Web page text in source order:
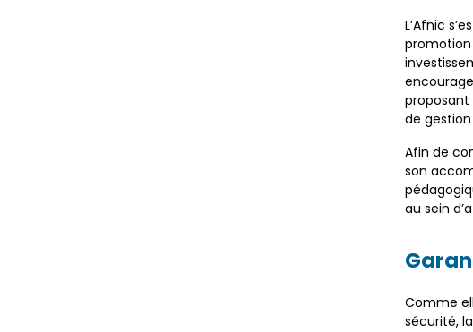
L’Afnic
promotion
proposant
de
Afin de
son
au sein
Comme
sécurité,